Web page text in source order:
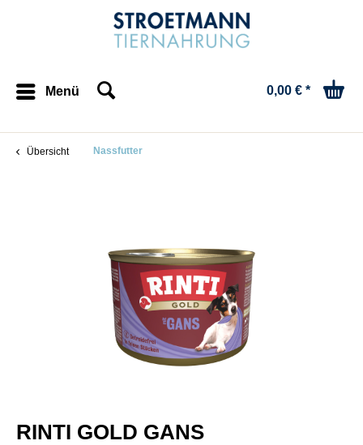
Menü 0,00 € *
Übersicht Nassfutter
RINTI GOLD GANS